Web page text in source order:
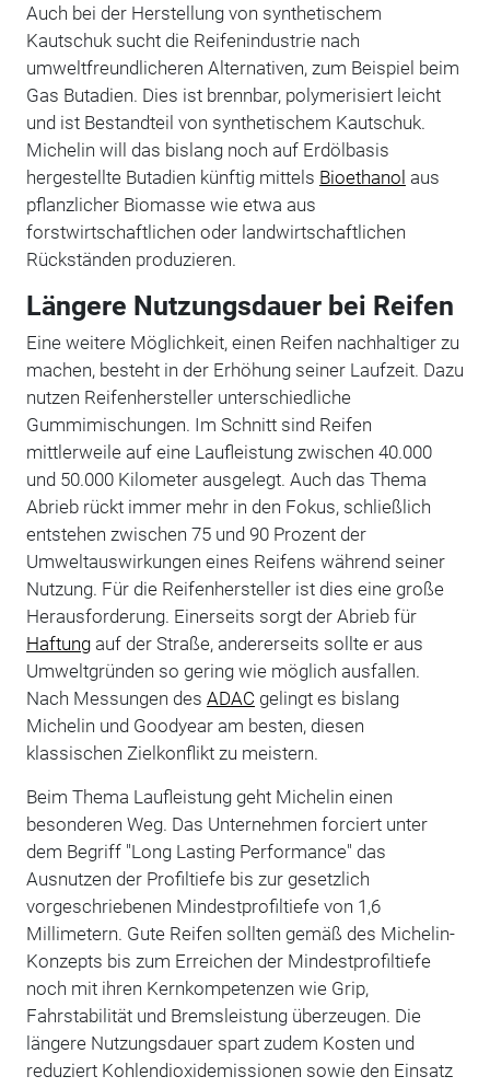
Auch bei der Herstellung von synthetischem
Kautschuk sucht die Reifenindustrie nach
umweltfreundlicheren Alternativen, zum Beispiel beim
Gas Butadien. Dies ist brennbar, polymerisiert leicht
und ist Bestandteil von synthetischem Kautschuk.
Michelin will das bislang noch auf Erdölbasis
hergestellte Butadien künftig mittels Bioethanol aus
pflanzlicher Biomasse wie etwa aus
forstwirtschaftlichen oder landwirtschaftlichen
Rückständen produzieren.
Längere Nutzungsdauer bei Reifen
Eine weitere Möglichkeit, einen Reifen nachhaltiger zu
machen, besteht in der Erhöhung seiner Laufzeit. Dazu
nutzen Reifenhersteller unterschiedliche
Gummimischungen. Im Schnitt sind Reifen
mittlerweile auf eine Laufleistung zwischen 40.000
und 50.000 Kilometer ausgelegt. Auch das Thema
Abrieb rückt immer mehr in den Fokus, schließlich
entstehen zwischen 75 und 90 Prozent der
Umweltauswirkungen eines Reifens während seiner
Nutzung. Für die Reifenhersteller ist dies eine große
Herausforderung. Einerseits sorgt der Abrieb für
Haftungauf der Straße, andererseits sollte er aus
Umweltgründen so gering wie möglich ausfallen.
Nach Messungen des ADAC gelingt es bislang
Michelin und Goodyear am besten, diesen
klassischen Zielkonflikt zu meistern.
Beim Thema Laufleistung geht Michelin einen
besonderen Weg. Das Unternehmen forciert unter
dem Begriff "Long Lasting Performance" das
Ausnutzen der Profiltiefe bis zur gesetzlich
vorgeschriebenen Mindestprofiltiefe von 1,6
Millimetern. Gute Reifen sollten gemäß des Michelin-
Konzepts bis zum Erreichen der Mindestprofiltiefe
noch mit ihren Kernkompetenzen wie Grip,
Fahrstabilität und Bremsleistung überzeugen. Die
längere Nutzungsdauer spart zudem Kosten und
reduziert Kohlendioxidemissionen sowie den Einsatz